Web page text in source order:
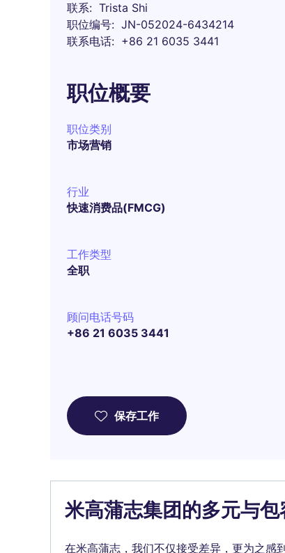
联系
Trista Shi
职位编号
JN-052024-6434214
联系电话
+86 21 6035 3441
职位概要
职位类别
市场营销
行业
快速消费品(FMCG)
工作类型
全职
顾问电话号码
+86 21 6035 3441
保存工作
米高蒲志集团的多元与
在米高蒲志，我们不仅接受差异，更为之感